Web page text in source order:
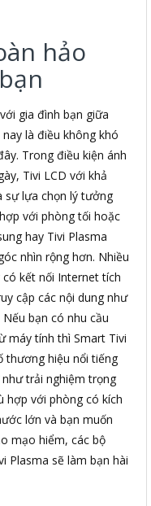
hảo
gia đình bạn giữa
là điều không khó
Trong điều kiện ánh
Tivi LCD với khả
sự lựa chọn lý tưởng
với phòng tối hoặc
hay Tivi Plasma
nhìn rộng hơn. Nhiều
kết nối Internet tích
cập các nội dung như
bạn có nhu cầu
máy tính thì Smart Tivi
thương hiệu nổi tiếng
trải nghiệm trọng
hợp với phòng có kích
lớn và bạn muốn
mạo hiểm, các bộ
Plasma sẽ làm bạn hài